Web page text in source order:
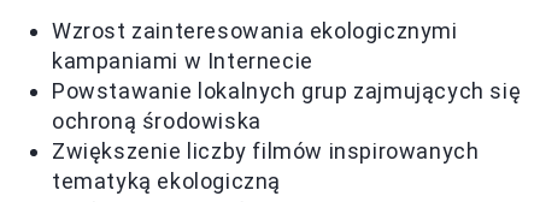
Wzrost zainteresowania ekologicznymi
kampaniami w Internecie
Powstawanie lokalnych grup zajmujących się
ochroną środowiska
Zwiększenie liczby filmów inspirowanych
tematyką ekologiczną